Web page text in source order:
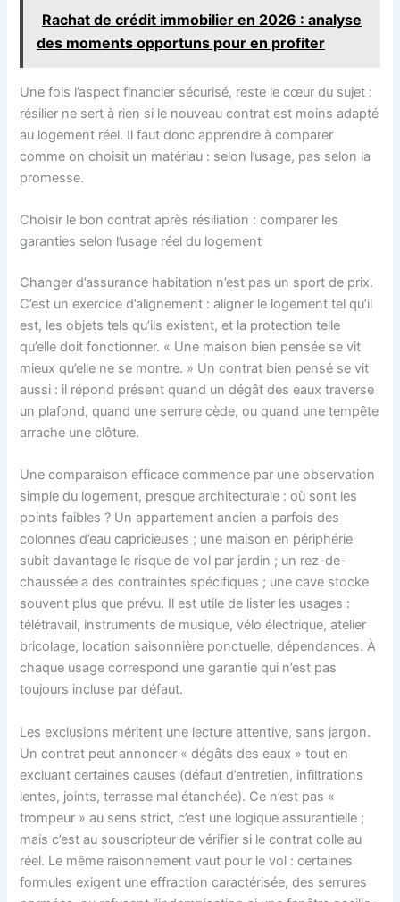
Rachat de crédit immobilier en 2026 : analyse
des moments opportuns pour en profiter
Une fois l’aspect financier sécurisé, reste le cœur du sujet :
résilier ne sert à rien si le nouveau contrat est moins adapté
au logement réel. Il faut donc apprendre à comparer
comme on choisit un matériau : selon l’usage, pas selon la
promesse.
Choisir le bon contrat après résiliation : comparer les
garanties selon l’usage réel du logement
Changer d’assurance habitation n’est pas un sport de prix.
C’est un exercice d’alignement : aligner le logement tel qu’il
est, les objets tels qu’ils existent, et la protection telle
qu’elle doit fonctionner. « Une maison bien pensée se vit
mieux qu’elle ne se montre. » Un contrat bien pensé se vit
aussi : il répond présent quand un dégât des eaux traverse
un plafond, quand une serrure cède, ou quand une tempête
arrache une clôture.
Une comparaison efficace commence par une observation
simple du logement, presque architecturale : où sont les
points faibles ? Un appartement ancien a parfois des
colonnes d’eau capricieuses ; une maison en périphérie
subit davantage le risque de vol par jardin ; un rez-de-
chaussée a des contraintes spécifiques ; une cave stocke
souvent plus que prévu. Il est utile de lister les usages :
télétravail, instruments de musique, vélo électrique, atelier
bricolage, location saisonnière ponctuelle, dépendances. À
chaque usage correspond une garantie qui n’est pas
toujours incluse par défaut.
Les exclusions méritent une lecture attentive, sans jargon.
Un contrat peut annoncer « dégâts des eaux » tout en
excluant certaines causes (défaut d’entretien, infiltrations
lentes, joints, terrasse mal étanchée). Ce n’est pas «
trompeur » au sens strict, c’est une logique assurantielle ;
mais c’est au souscripteur de vérifier si le contrat colle au
réel. Le même raisonnement vaut pour le vol : certaines
formules exigent une effraction caractérisée, des serrures